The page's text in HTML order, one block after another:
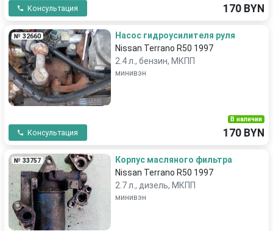
Консультация 170 BYN
№ 32660
Насос гидроусилителя руля
Nissan Terrano R50 1997
2.4 л., бензин, МКПП
минивэн
Консультация
В наличии
170 BYN
№ 33757
Корпус масляного фильтра
Nissan Terrano R50 1997
2.7 л., дизель, МКПП
минивэн